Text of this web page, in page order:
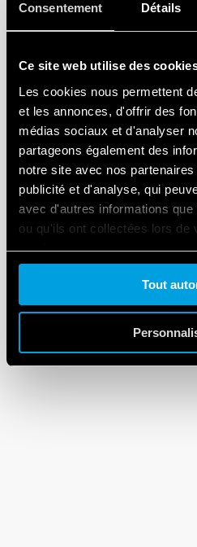
Consentement Détails
Ce site web utilise des
Les cookies nous permettent
et les annonces, d'offrir des
médias sociaux et d'analyser
partageons également des
notre site avec nos
publicité et d'analyse, qui
avec d'autres informations
ou qu'ils ont collectées lors de
services.
Tout